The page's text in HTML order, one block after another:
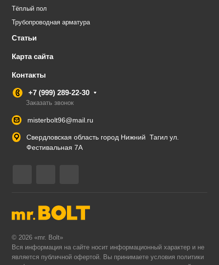
Тёплый пол
Трубопроводная арматура
Статьи
Карта сайта
Контакты
+7 (999) 289-22-30
Заказать звонок
misterbolt96@mail.ru
Свердловская область город Нижний Тагил ул.
Фестивальная 7А
© 2026 «mr. Bolt»
Вся информация на сайте носит информационный характер и не
является публичной офертой. Вы принимаете условия политики